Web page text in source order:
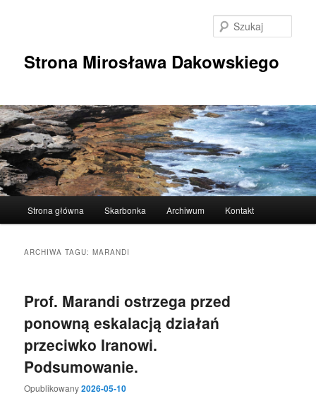
Strona Mirosława Dakowskiego
Strona główna Skarbonka Archiwum Kontakt
ARCHIWA TAGU:MARANDI
Prof. Marandi ostrzega przed
ponowną eskalacją działań
przeciwko Iranowi.
Podsumowanie.
Opublikowany2026-05-10